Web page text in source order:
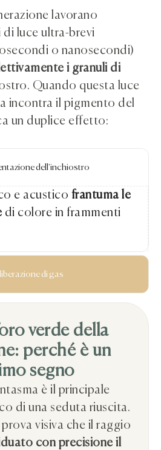
lavorano
luce ultra-brevi
o nanosecondi)
i granuli di
Quando questa luce
incontra il pigmento del
un duplice effetto:
dell'inchiostro
e acustico frantuma le
di colore in frammenti
di gas
verde della
perché è un
segno
è il principale
di una seduta riuscita.
visiva che il raggio
con precisione il